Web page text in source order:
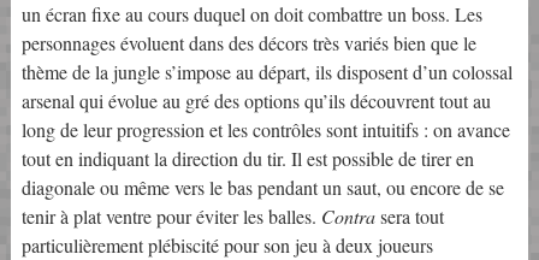
un écran fixe au cours duquel on doit combattre un boss. Les
personnages évoluent dans des décors très variés bien que le
thème de la jungle s’impose au départ, ils disposent d’un colossal
arsenal qui évolue au gré des options qu’ils découvrent tout au
long de leur progression et les contrôles sont intuitifs : on avance
tout en indiquant la direction du tir. Il est possible de tirer en
diagonale ou même vers le bas pendant un saut, ou encore de se
tenir à plat ventre pour éviter les balles. Contrasera tout
particulièrement plébiscité pour son jeu à deux joueurs